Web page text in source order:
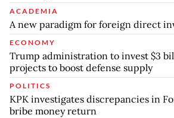
ACADEMIA
A new paradigm for foreign direct
ECONOMY
Trump administration to invest $3
projects to boost defense supply
POLITICS
KPK investigates discrepancies in
bribe money return